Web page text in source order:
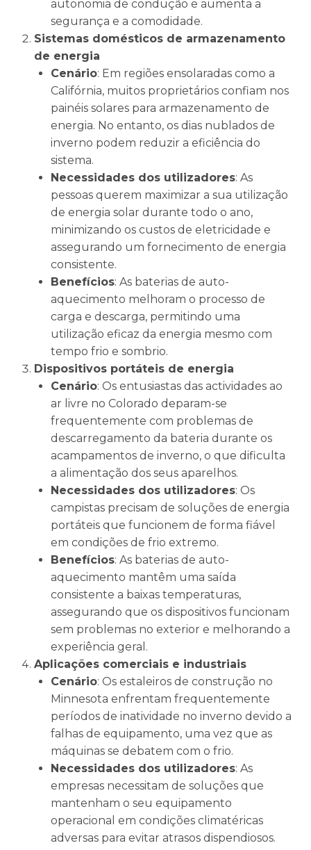
autonomia de condução e aumenta a
segurança e a comodidade.
Sistemas domésticos de armazenamento
de energia
Cenário: Em regiões ensolaradas como a
Califórnia, muitos proprietários confiam nos
painéis solares para armazenamento de
energia. No entanto, os dias nublados de
inverno podem reduzir a eficiência do
sistema.
Necessidades dos utilizadores: As
pessoas querem maximizar a sua utilização
de energia solar durante todo o ano,
minimizando os custos de eletricidade e
assegurando um fornecimento de energia
consistente.
Benefícios: As baterias de auto-
aquecimento melhoram o processo de
carga e descarga, permitindo uma
utilização eficaz da energia mesmo com
tempo frio e sombrio.
Dispositivos portáteis de energia
Cenário: Os entusiastas das actividades ao
ar livre no Colorado deparam-se
frequentemente com problemas de
descarregamento da bateria durante os
acampamentos de inverno, o que dificulta
a alimentação dos seus aparelhos.
Necessidades dos utilizadores: Os
campistas precisam de soluções de energia
portáteis que funcionem de forma fiável
em condições de frio extremo.
Benefícios: As baterias de auto-
aquecimento mantêm uma saída
consistente a baixas temperaturas,
assegurando que os dispositivos funcionam
sem problemas no exterior e melhorando a
experiência geral.
Aplicações comerciais e industriais
Cenário: Os estaleiros de construção no
Minnesota enfrentam frequentemente
períodos de inatividade no inverno devido a
falhas de equipamento, uma vez que as
máquinas se debatem com o frio.
Necessidades dos utilizadores: As
empresas necessitam de soluções que
mantenham o seu equipamento
operacional em condições climatéricas
adversas para evitar atrasos dispendiosos.